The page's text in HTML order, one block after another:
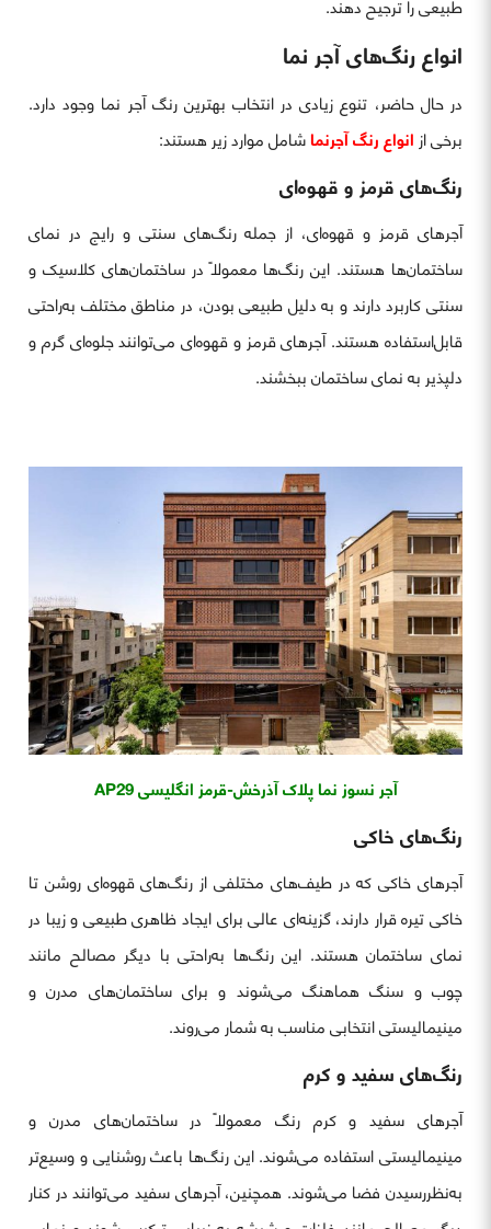
انواع رنگ‌های آجر نما
در حال حاضر، تنوع زیادی در انتخاب بهترین رنگ آجر نما وجود دارد.
برخی ازانواع رنگ آجرنماشامل موارد زیر هستند:
رنگ‌های قرمز و قهوه‌ای
آجرهای قرمز و قهوه‌ای، از جمله رنگ‌های سنتی و رایج در نمای
ساختمان‌ها هستند. این رنگ‌ها معمولاً در ساختمان‌های کلاسیک و
سنتی کاربرد دارند و به دلیل طبیعی بودن، در مناطق مختلف به‌راحتی
قابل‌استفاده هستند. آجرهای قرمز و قهوه‌ای می‌توانند جلوه‌ای گرم و
دلپذیر به نمای ساختمان ببخشند.
آجر نسوز نما پلاک آذرخش-قرمز انگلیسی AP29
رنگ‌های خاکی
آجرهای خاکی که در طیف‌های مختلفی از رنگ‌های قهوه‌ای روشن تا
خاکی تیره قرار دارند، گزینه‌ای عالی برای ایجاد ظاهری طبیعی و زیبا در
نمای ساختمان هستند. این رنگ‌ها به‌راحتی با دیگر مصالح مانند
چوب و سنگ هماهنگ می‌شوند و برای ساختمان‌های مدرن و
مینیمالیستی انتخابی مناسب به شمار می‌روند.
رنگ‌های سفید و کرم
آجرهای سفید و کرم رنگ معمولاً در ساختمان‌های مدرن و
مینیمالیستی استفاده می‌شوند. این رنگ‌ها باعث روشنایی و وسیع‌تر
به‌نظررسیدن فضا می‌شوند. همچنین، آجرهای سفید می‌توانند در کنار